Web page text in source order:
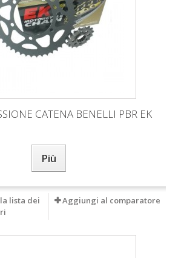
CATENA BENELLI PBR EK
Più
lista dei
Aggiungi al comparatore